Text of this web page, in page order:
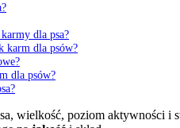
dla psa?
karm dla psów?
dla psów?
wielkość, poziom aktywności i